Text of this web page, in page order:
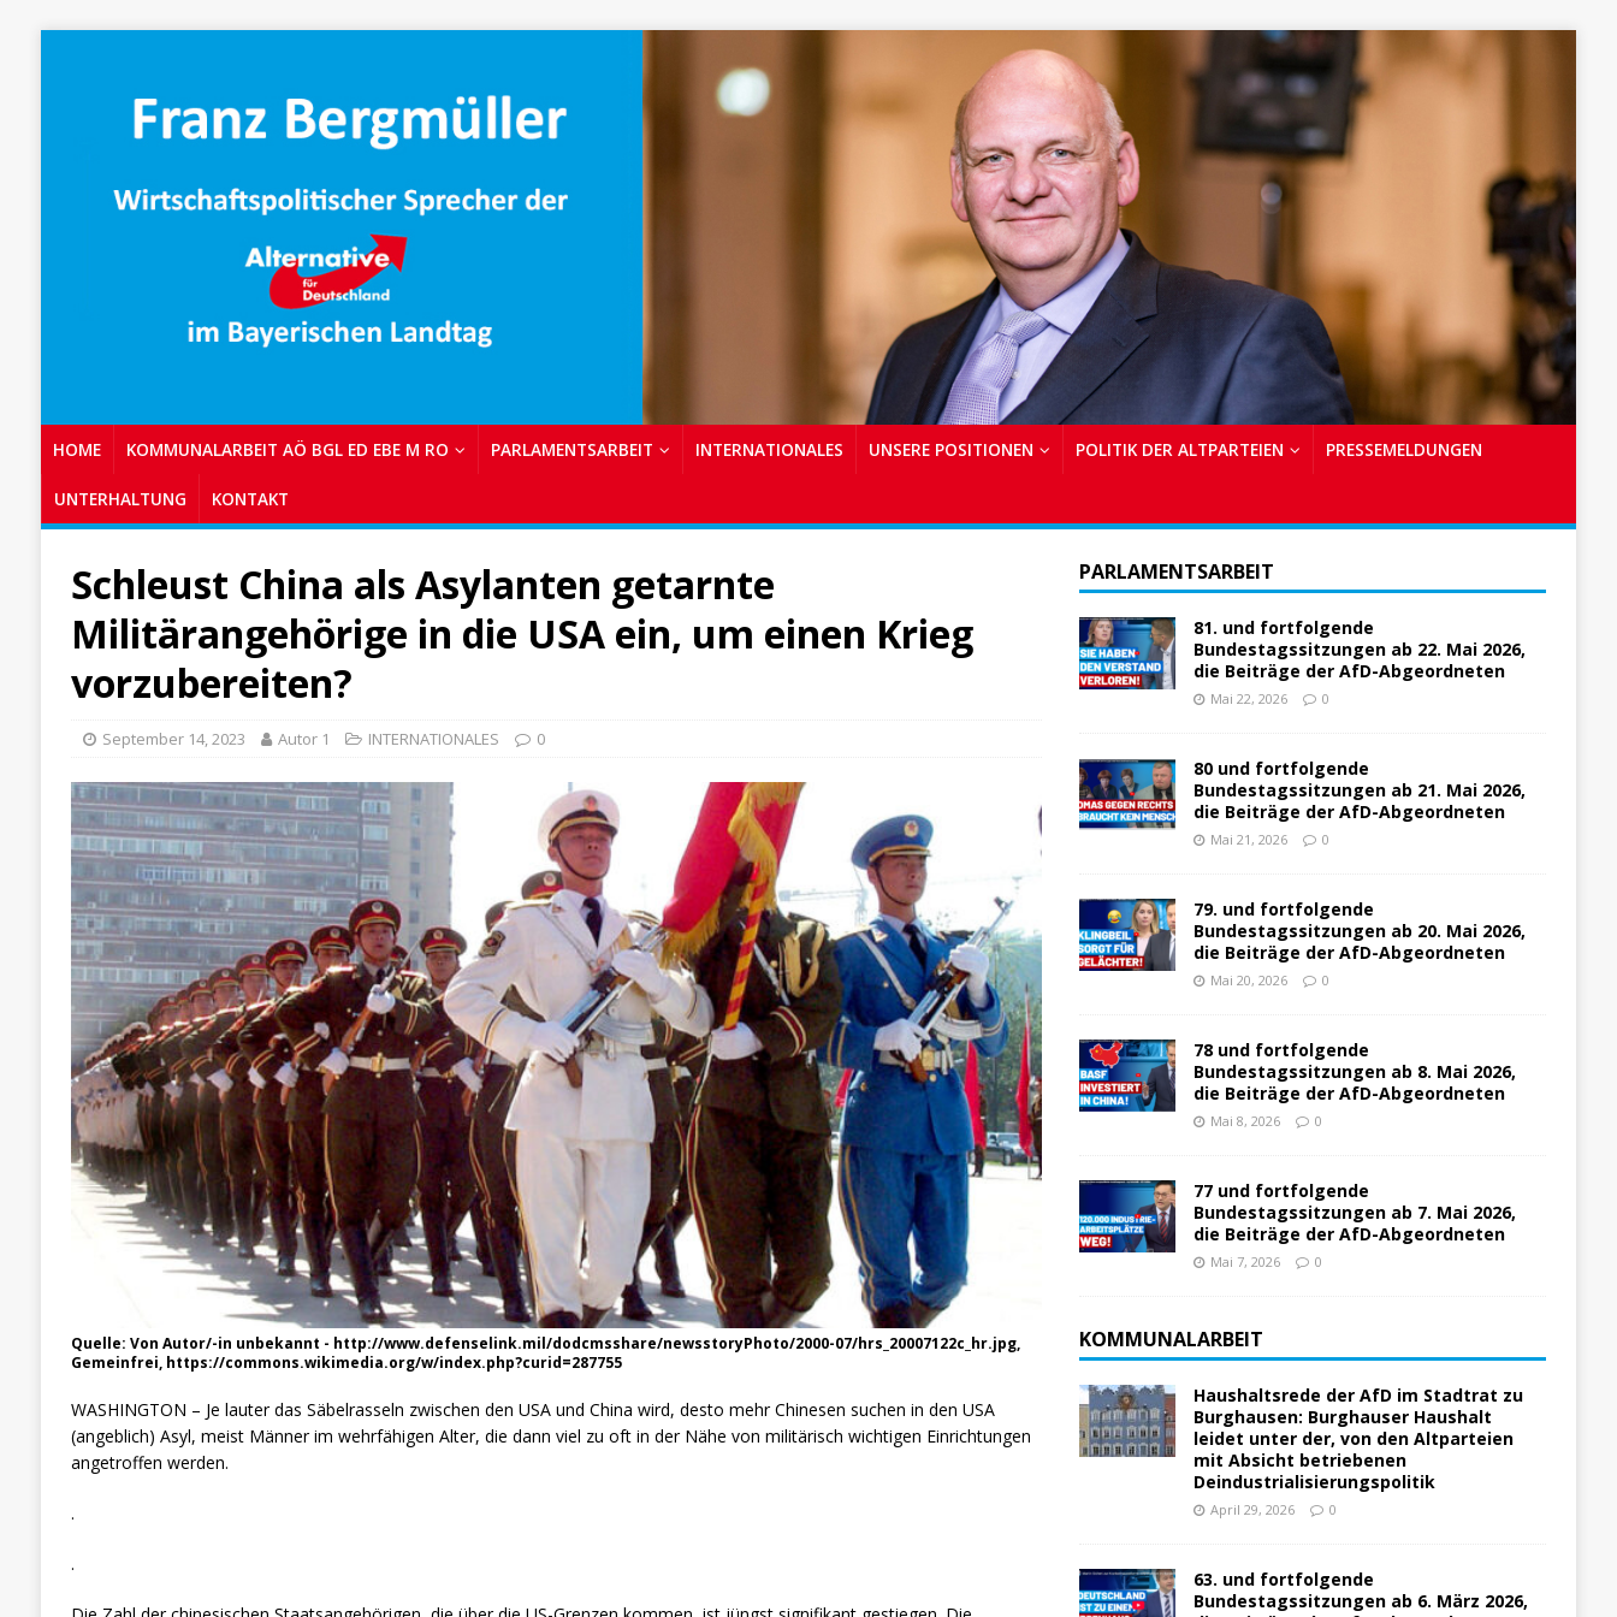
HOME KOMMUNALARBEIT AÖ BGL ED EBE M RO PARLAMENTSARBEIT INTERNATIONALES UNSERE POSITIONEN POLITIK DER ALTPARTEIEN PRESSEMELDUNGEN
UNTERHALTUNG KONTAKT
Schleust China als Asylanten getarnte
Militärangehörige in die USA ein, um einen Krieg
vorzubereiten?
September 14, 2023 Autor 1 INTERNATIONALES 0
Quelle: Von Autor/-in unbekannt - http://www.defenselink.mil/dodcmsshare/newsstoryPhoto/2000-07/hrs_20007122c_hr.jpg,
Gemeinfrei, https://commons.wikimedia.org/w/index.php?curid=287755
WASHINGTON – Je lauter das Säbelrasseln zwischen den USA und China wird, desto mehr Chinesen suchen in den USA
(angeblich) Asyl, meist Männer im wehrfähigen Alter, die dann viel zu oft in der Nähe von militärisch wichtigen Einrichtungen
angetroffen werden.
.
.
PARLAMENTSARBEIT
81. und fortfolgende
Bundestagssitzungen ab 22. Mai 2026,
die Beiträge der AfD-Abgeordneten
Mai 22, 2026 0
80 und fortfolgende
Bundestagssitzungen ab 21. Mai 2026,
die Beiträge der AfD-Abgeordneten
Mai 21, 2026 0
79. und fortfolgende
Bundestagssitzungen ab 20. Mai 2026,
die Beiträge der AfD-Abgeordneten
Mai 20, 2026 0
78 und fortfolgende
Bundestagssitzungen ab 8. Mai 2026,
die Beiträge der AfD-Abgeordneten
Mai 8, 2026 0
77 und fortfolgende
Bundestagssitzungen ab 7. Mai 2026,
die Beiträge der AfD-Abgeordneten
Mai 7, 2026 0
KOMMUNALARBEIT
Haushaltsrede der AfD im Stadtrat zu
Burghausen: Burghauser Haushalt
leidet unter der, von den Altparteien
mit Absicht betriebenen
Deindustrialisierungspolitik
April 29, 2026 0
63. und fortfolgende
Bundestagssitzungen ab 6. März 2026,